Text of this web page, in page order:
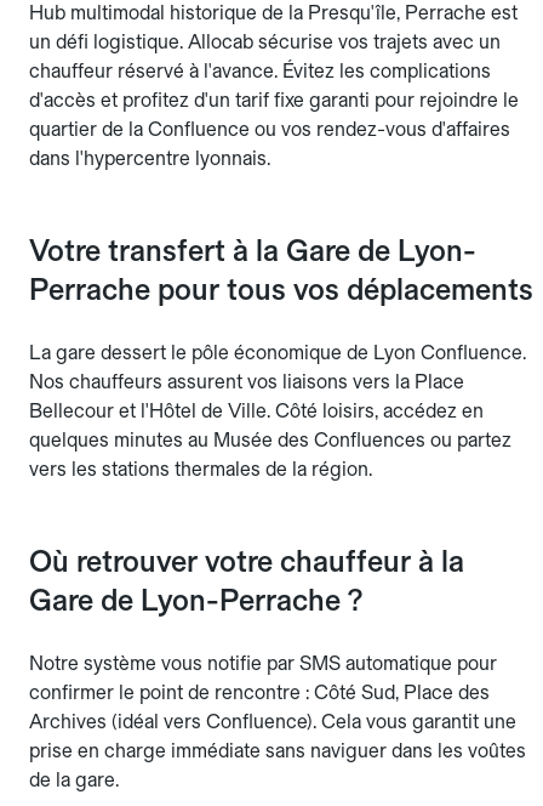
Hub multimodal historique de la Presqu'île, Perrache est
un défi logistique. Allocab sécurise vos trajets avec un
chauffeur réservé à l'avance. Évitez les complications
d'accès et profitez d'un tarif fixe garanti pour rejoindre le
quartier de la Confluence ou vos rendez-vous d'affaires
dans l'hypercentre lyonnais.
Votre transfert à la Gare de Lyon-
Perrache pour tous vos déplacements
La gare dessert le pôle économique de Lyon Confluence.
Nos chauffeurs assurent vos liaisons vers la Place
Bellecour et l'Hôtel de Ville. Côté loisirs, accédez en
quelques minutes au Musée des Confluences ou partez
vers les stations thermales de la région.
Où retrouver votre chauffeur à la
Gare de Lyon-Perrache ?
Notre système vous notifie par SMS automatique pour
confirmer le point de rencontre : Côté Sud, Place des
Archives (idéal vers Confluence). Cela vous garantit une
prise en charge immédiate sans naviguer dans les voûtes
de la gare.